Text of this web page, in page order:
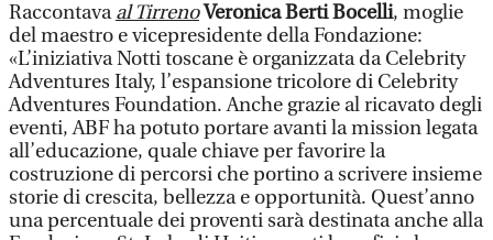
Raccontavaal TirrenoVeronica Berti Bocelli, moglie
del maestro e vicepresidente della Fondazione:
«L’iniziativa Notti toscane è organizzata da Celebrity
Adventures Italy, l’espansione tricolore di Celebrity
Adventures Foundation. Anche grazie al ricavato degli
eventi, ABF ha potuto portare avanti la mission legata
all’educazione, quale chiave per favorire la
costruzione di percorsi che portino a scrivere insieme
storie di crescita, bellezza e opportunità. Quest’anno
una percentuale dei proventi sarà destinata anche alla